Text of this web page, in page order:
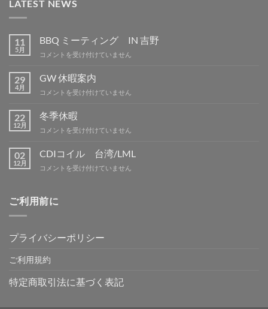
LATEST NEWS
11
5月
BBQ ミーティング IN 吉野
BBQ
ー
ィ
グ
吉
は
コメントを受け付けていません
29
4月
GW 休暇案内
GW
暇
案
内
コメントを受け付けていません
22
12月
冬季休暇
冬
休
は
コメントを受け付けていません
02
12月
CDIコイル 台湾/LML
CDI
ル
台
コメントを受け付けていません
ご利用前に
プライバシーポリシー
ご利用規約
特定商取引法に基づく表記